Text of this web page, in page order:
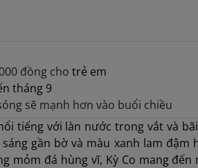
đồng cho trẻ em
tháng 9
sẽ mạnh hơn vào buổi chiều
tiếng với làn nước trong vắt và
gần bờ và màu xanh lam
mỏm đá hùng vĩ, Kỳ Co mang